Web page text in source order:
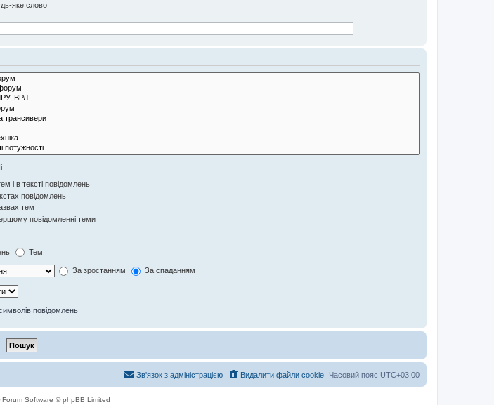
яке слово
і в тексті повідомлень
повідомлень
тем
повідомленні теми
Тем
За зростанням За спаданням
повідомлень
Часовий пояс UTC+03:00
Видалити файли cookie
Зв'язок з адміністрацією
Forum Software © phpBB Limited